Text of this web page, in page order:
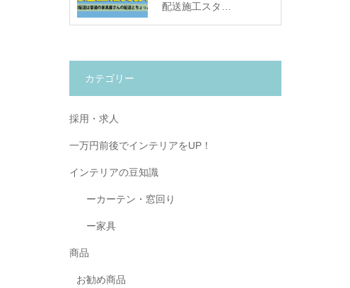
配送施工スタ…
カテゴリー
採用・求人
一万円前後でインテリアをUP！
インテリアの豆知識
ーカーテン・窓回り
ー家具
商品
お勧め商品